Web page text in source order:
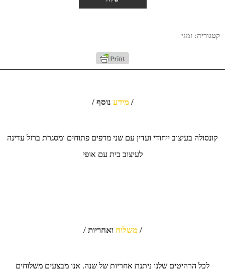
קטגוריה: זמני
/ מידע נוסף /
קונסולה בעיצוב ייחודי ועדין עם שני מדפים פתוחים ומסגרת ברזל עדינה
לעיצוב בית עם אופי
/משלוח ואחריות /
לכל הרהיטים שלנו ניתנת אחריות של שנה. אנו מבצעים משלוחים